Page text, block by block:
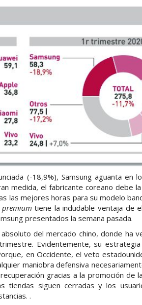
(-18,9%), Samsung aguanta en
medida, el fabricante coreano debe
las mejores horas para su modelo
premiumtiene la indudable ventaja de
presentados la semana pasada.
del mercado chino, donde ha
Evidentemente, su
en Occidente, el veto
maniobra defensiva
gracias a la promoción de
tiendas siguen cerradas y los
.